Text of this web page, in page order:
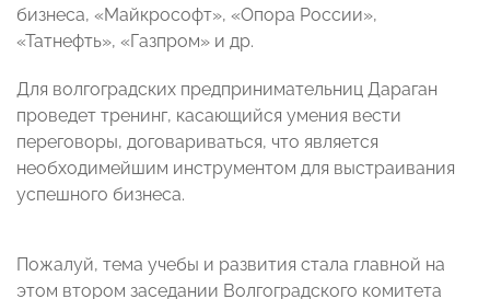
бизнеса, «Майкрософт», «Опора России»,
«Татнефть», «Газпром» и др.
Для волгоградских предпринимательниц Дараган
проведет тренинг, касающийся умения вести
переговоры, договариваться, что является
необходимейшим инструментом для выстраивания
успешного бизнеса.
Пожалуй, тема учебы и развития стала главной на
этом втором заседании Волгоградского комитета